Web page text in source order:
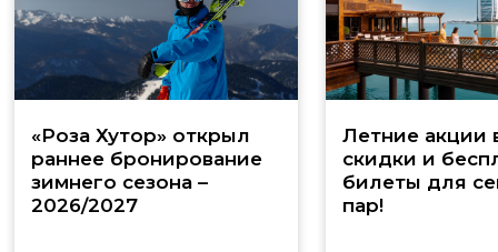
«Роза Хутор» открыл
раннее бронирование
зимнего сезона –
2026/2027
Летние акции
скидки и
билеты для
пар!